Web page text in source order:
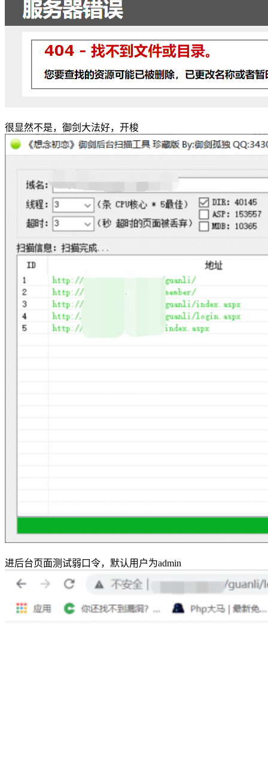
很显然不是，御剑大法好，开梭
进后台页面测试弱口令，默认用户为admin